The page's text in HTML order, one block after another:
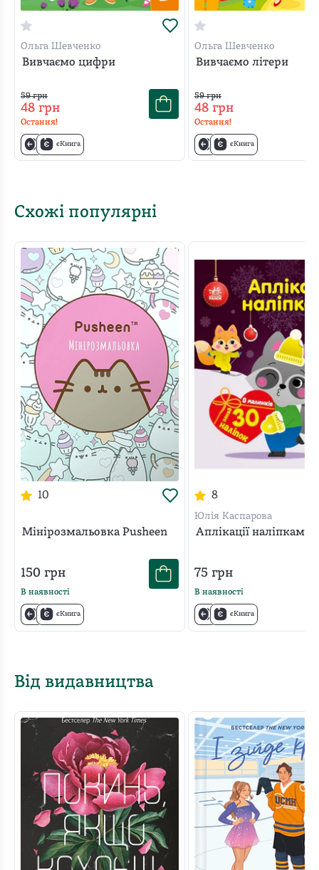
Ольга Шевченко
Вивчаємо цифри
59грн
48 грн
Остання!
єКнига
Ольга Шевченко
Вивчаємо літери
59грн
48грн
Остання!
єКнига
Схожі популярні
10
Мінірозмальовка Pusheen
150 грн
В наявності
єКнига
8
Юлія Каспарова
Аплікації наліпками.
75грн
В наявності
єКнига
Від видавництва